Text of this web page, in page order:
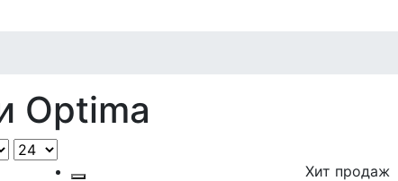
Optima
Хит продаж